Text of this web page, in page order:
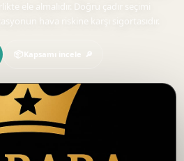
ele almalıdır. Doğru çadır seçimi
hava riskine karşı sigortasıdır.
Kapsamı incele